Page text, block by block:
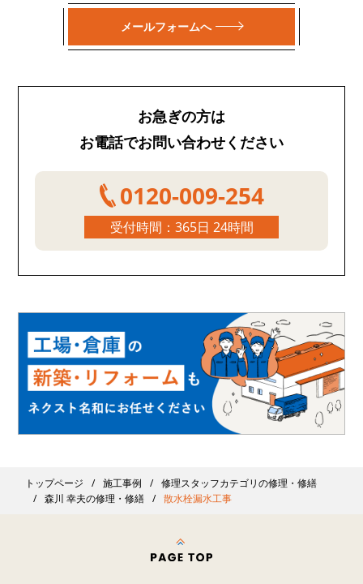
メールフォームへ
お急ぎの方は
お電話でお問い合わせください
0120-009-254
受付時間：365日 24時間
トップページ 施工事例
修理スタッフカテゴリの修理・修繕
森川 幸夫の修理・修繕
散水栓漏水工事